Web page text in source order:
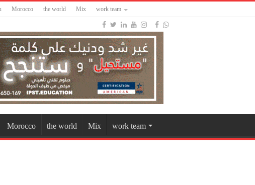
Morocco the world Mix work team
Morocco the world Mix work team